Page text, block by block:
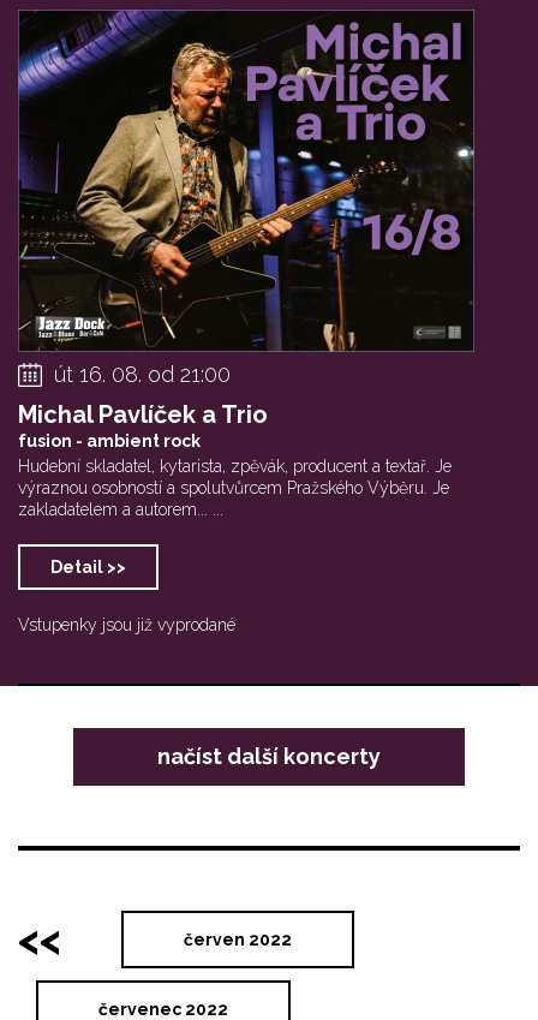
út 16. 08. od 21:00
Michal Pavlíček a Trio
fusion - ambient rock
Hudební skladatel, kytarista, zpěvák, producent a textař. Je
výraznou osobností a spolutvůrcem Pražského Výběru. Je
zakladatelem a autorem... ...
Detail >>
Vstupenky jsou již vyprodané
načíst další koncerty
<< červen 2022
červenec 2022